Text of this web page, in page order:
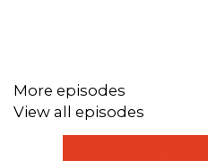
Wil je adverteren in deze
naar:
More episodes
View all episodes